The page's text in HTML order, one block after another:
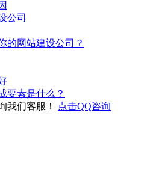
公司
的网站建设公司？
要素是什么？
我们客服！
点击QQ咨询